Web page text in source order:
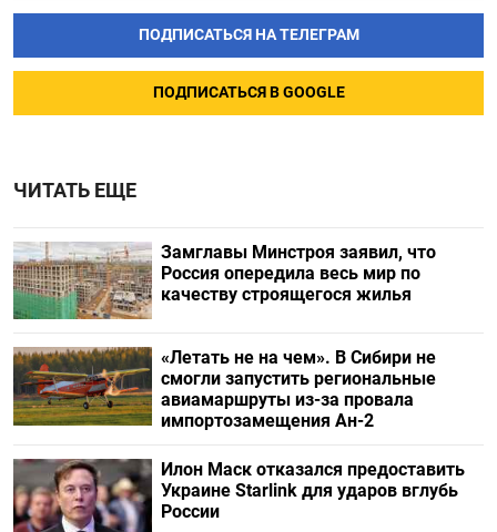
ПОДПИСАТЬСЯ НА ТЕЛЕГРАМ
ПОДПИСАТЬСЯ В GOOGLE
ЧИТАТЬ ЕЩЕ
Замглавы Минстроя заявил, что
Россия опередила весь мир по
качеству строящегося жилья
«Летать не на чем». В Сибири не
смогли запустить региональные
авиамаршруты из-за провала
импортозамещения Ан-2
Илон Маск отказался предоставить
Украине Starlink для ударов вглубь
России